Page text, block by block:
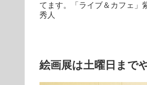
てます。「ライブ＆カフェ」
秀人
絵画展は土曜日まで